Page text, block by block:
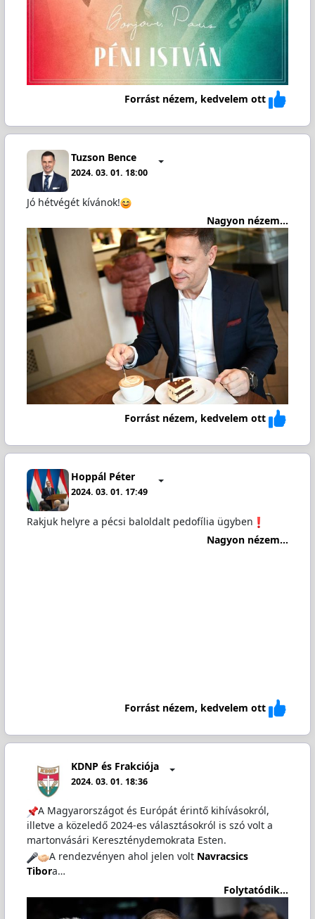
Forrást nézem, kedvelem ott
Tuzson Bence
2024. 03. 01. 18:00
Jó hétvégét kívánok!
Nagyon nézem...
Forrást nézem, kedvelem ott
Hoppál Péter
2024. 03. 01. 17:49
Rakjuk helyre a pécsi baloldalt pedofília ügyben
Nagyon nézem...
Forrást nézem, kedvelem ott
KDNP és Frakciója
2024. 03. 01. 18:36
A Magyarországot és Európát érintő kihívásokról,
illetve a közeledő 2024-es választásokról is szó volt a
martonvásári Kereszténydemokrata Esten.
A rendezvényen ahol jelen volt Navracsics
Tibora…
Folytatódik...